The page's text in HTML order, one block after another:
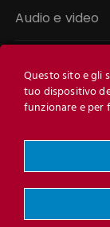
Audio e video
Link
Questo sito e gli
tuo dispositivo
funzionare e per